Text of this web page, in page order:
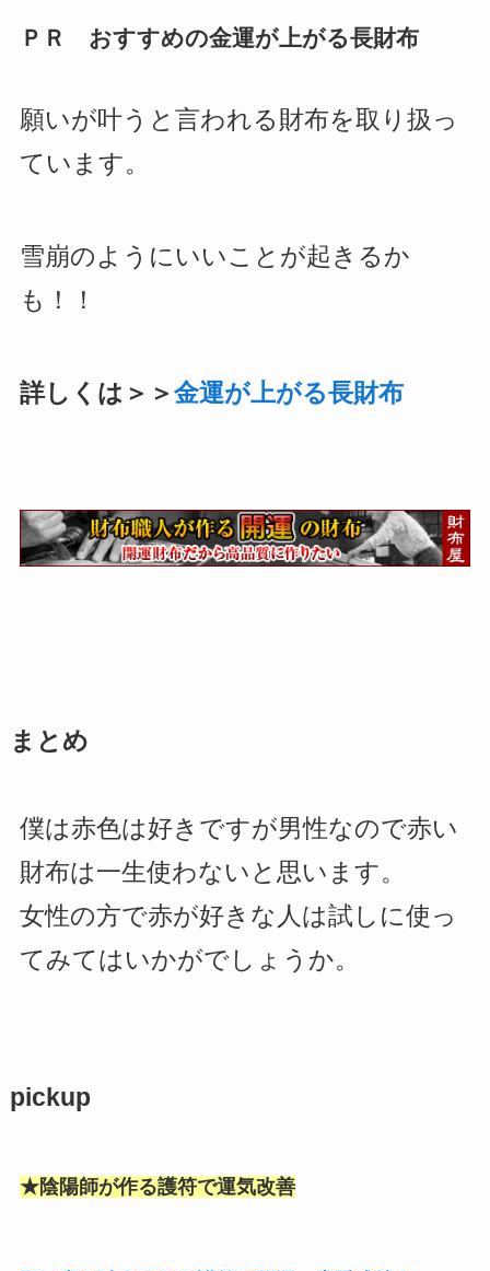
ＰＲ おすすめの金運が上がる長財布
願いが叶うと言われる財布を取り扱っ
ています。
雪崩のようにいいことが起きるか
も！！
詳しくは＞＞ 金運が上がる長財布
まとめ
僕は赤色は好きですが男性なので赤い
財布は一生使わないと思います。
女性の方で赤が好きな人は試しに使っ
てみてはいかがでしょうか。
pickup
★陰陽師が作る護符で運気改善